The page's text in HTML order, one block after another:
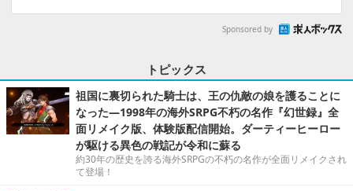
Sponsored by
トピックス
祖国に裏切られた騎士は、王の仇敵の娘を護ることに
なった―1998年の海外SRPG不朽の名作『幻世録』全
面リメイク版、体験版配信開始。ダーティーヒーロー
が駆ける異色の戦記が令和に蘇る
約30年の歴史を誇る海外SRPGの不朽の名作が全面リメイクされ
て登場！